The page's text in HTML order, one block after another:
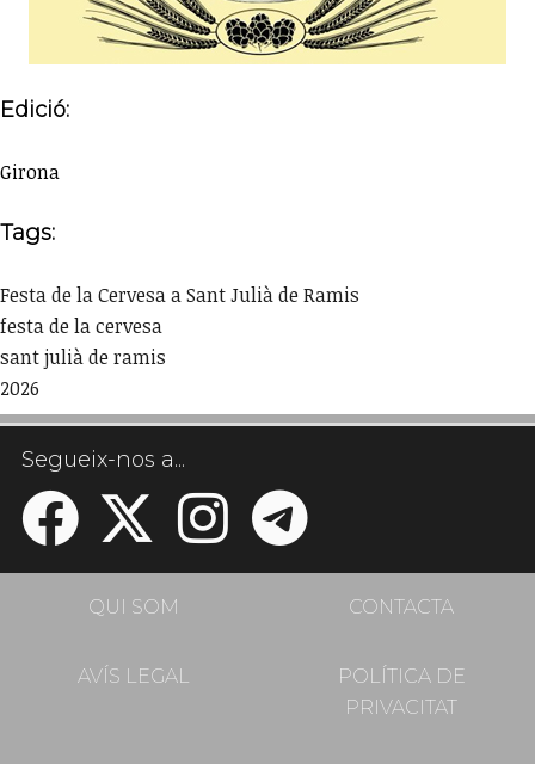
Edició:
Girona
Tags:
Festa de la Cervesa a Sant Julià de Ramis
festa de la cervesa
sant julià de ramis
2026
Segueix-nos a...
QUI SOM CONTACTA
AVÍS LEGAL
POLÍTICA DE
PRIVACITAT